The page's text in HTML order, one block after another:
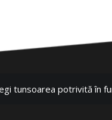
tunsoarea potrivită în